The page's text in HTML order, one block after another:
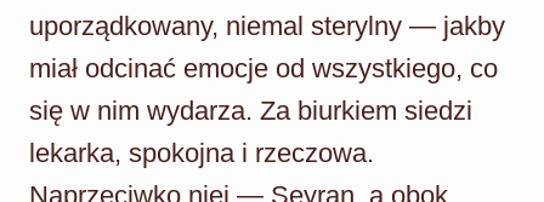
uporządkowany, niemal sterylny — jakby
miał odcinać emocje od wszystkiego, co
się w nim wydarza. Za biurkiem siedzi
lekarka, spokojna i rzeczowa.
Naprzeciwko niej — Seyran, a obok